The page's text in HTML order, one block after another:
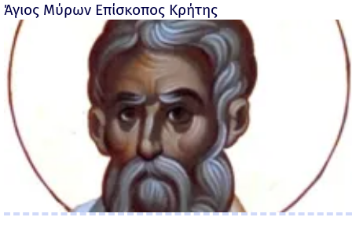
Άγιος Μύρων Επίσκοπος Κρήτης